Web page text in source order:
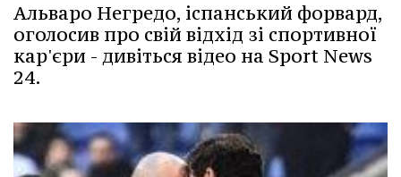
Альваро Негредо, іспанський форвард,
оголосив про свій відхід зі спортивної
кар'єри - дивіться відео на Sport News
24.